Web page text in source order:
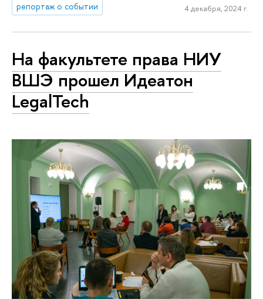
репортаж о событии 4 декабря, 2024 г.
На факультете права НИУ
ВШЭ прошел Идеатон
LegalTech